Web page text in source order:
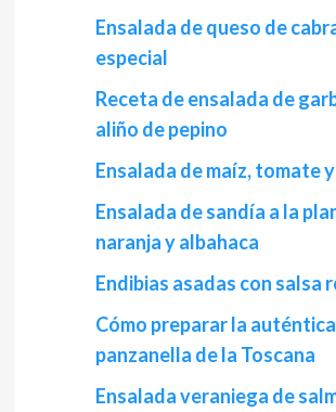
Ensalada de queso de
especial
Receta de ensalada de
aliño de pepino
Ensalada de maíz, tomate
Ensalada de sandía a la
naranja y albahaca
Endibias asadas con salsa
Cómo preparar la
panzanella de la Toscana
Ensalada veraniega de